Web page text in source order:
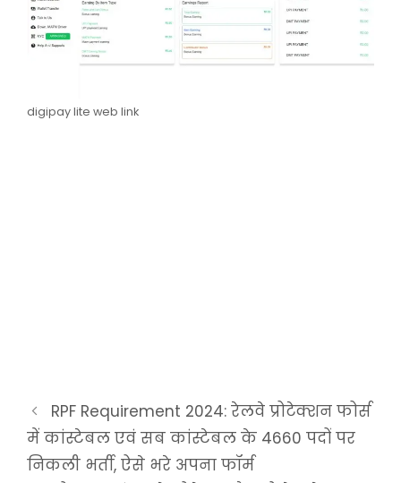
digipay lite web link
RPF Requirement 2024: रेलवे प्रोटेक्शन फोर्स
में कांस्टेबल एवं सब कांस्टेबल के 4660 पदों पर
निकली भर्ती, ऐसे भरे अपना फॉर्म